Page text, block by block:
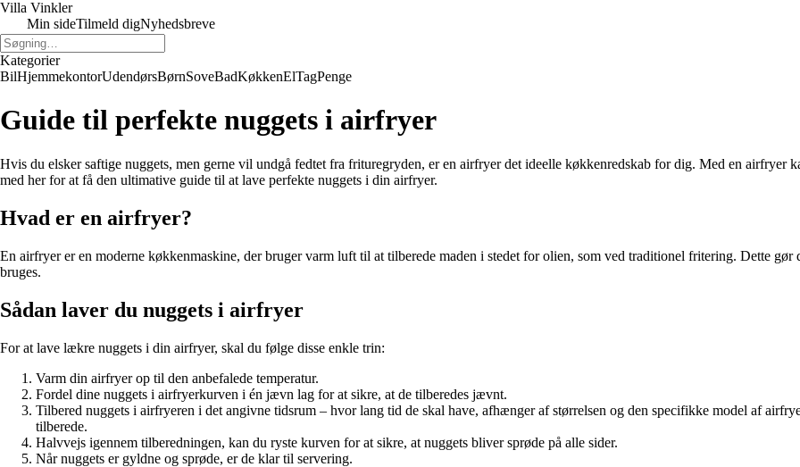
Villa Vinkler
Min sideTilmeld digNyhedsbreve
Kategorier
BilHjemmekontorUdendørsBørnSoveBadKøkkenElTagPenge
Guide til perfekte nuggets i airfryer
Hvis du elsker saftige nuggets, men gerne vil undgå fedtet fra frituregryden, er en airfryer det ideelle køkkenredskab for dig. Med en
med her for at få den ultimative guide til at lave perfekte nuggets i din airfryer.
Hvad er en airfryer?
En airfryer er en moderne køkkenmaskine, der bruger varm luft til at tilberede maden i stedet for olien, som ved traditionel fritering. Dette
bruges.
Sådan laver du nuggets i airfryer
For at lave lækre nuggets i din airfryer, skal du følge disse enkle trin:
Varm din airfryer op til den anbefalede temperatur.
Fordel dine nuggets i airfryerkurven i én jævn lag for at sikre, at de tilberedes jævnt.
Tilbered nuggets i airfryeren i det angivne tidsrum – hvor lang tid de skal have, afhænger af størrelsen og den specifikke model af
tilberede.
Halvvejs igennem tilberedningen, kan du ryste kurven for at sikre, at nuggets bliver sprøde på alle sider.
Når nuggets er gyldne og sprøde, er de klar til servering.